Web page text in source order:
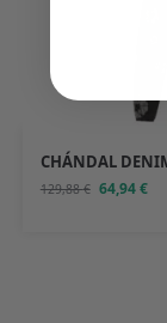
CHÁNDAL
129,88€ 64,94€